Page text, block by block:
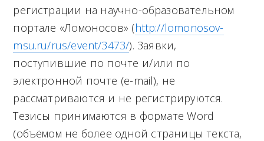
регистрации на научно-образовательном
портале «Ломоносов» (http://lomonosov-
msu.ru/rus/event/3473/). Заявки,
поступившие по почте и/или по
электронной почте (e-mail), не
рассматриваются и не регистрируются.
Тезисы принимаются в формате Word
(объёмом не более одной страницы текста,